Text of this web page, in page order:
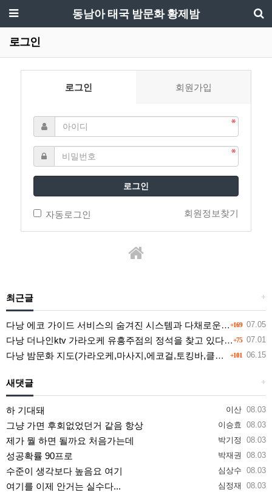
동남아 태국 밤문화 황제밤
로그인
로그인 회원가입
로그인
자동로그인 회원정보찾기
+
최근글
+169 07.05
다낭 에코 가이드 서비스의 숨겨진 시스템과 다채로운 인력 풀의 진실
+75 07.01
다낭 더나인ktv 가라오케 유흥주점의 정석을 찾고 있다면 여기
+101 06.15
다낭 밤문화 지도(가라오케,마사지,에코걸,토킹바,클럽) 유흥별 가격 및 후기공유
+
새댓글
이산 08.03
하 기대돼
이승효 08.03
그냥 가면 후회없었던거 같음 항상
박기정 08.03
제가 뭘 하면 될까요 처음가는데
박재권 08.03
성공확률 90프로
심상수 08.03
수준이 생각보다 높음요 여기
심정재 08.03
여기를 이제 안거는 실수다...